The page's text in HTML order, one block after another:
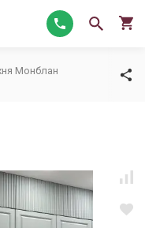
Монблан